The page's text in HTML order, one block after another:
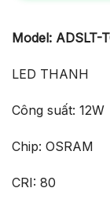
Model: ADSLT-
LED THANH
Công suất: 12W
Chip: OSRAM
CRI: 80